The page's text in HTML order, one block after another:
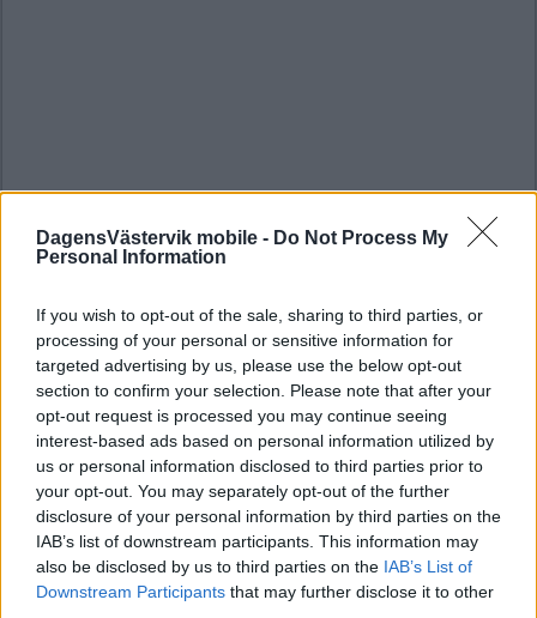
DagensVästervik mobile - Do Not Process My
Personal Information
If you wish to opt-out of the sale, sharing to third parties, or
processing of your personal or sensitive information for
targeted advertising by us, please use the below opt-out
section to confirm your selection. Please note that after your
opt-out request is processed you may continue seeing
interest-based ads based on personal information utilized by
us or personal information disclosed to third parties prior to
your opt-out. You may separately opt-out of the further
disclosure of your personal information by third parties on the
IAB’s list of downstream participants. This information may
also be disclosed by us to third parties on the IAB’s List of
Downstream Participants that may further disclose it to other